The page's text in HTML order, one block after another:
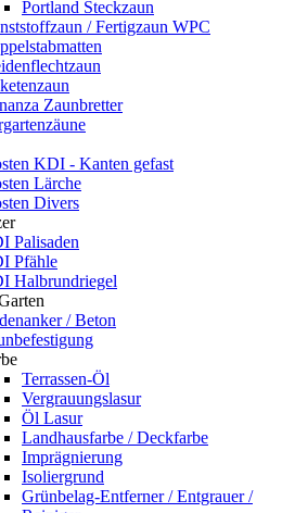
Portland Steckzaun
/ Fertigzaun WPC
Zaunbretter
KDI - Kanten gefast
Lärche
Divers
Palisaden
Pfähle
Halbrundriegel
/ Beton
Terrassen-Öl
Vergrauungslasur
Öl Lasur
Landhausfarbe / Deckfarbe
Imprägnierung
Isoliergrund
Grünbelag-Entferner / Entgrauer /